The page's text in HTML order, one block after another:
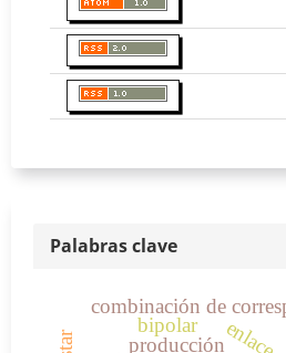
Palabras clave
combinación de
producción
bipolar